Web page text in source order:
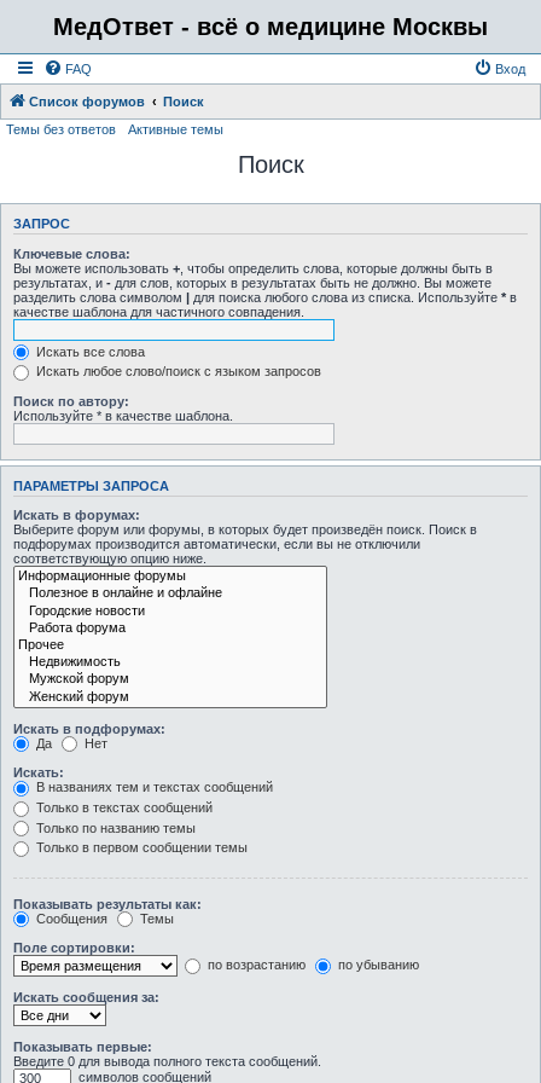
МедОтвет - всё о медицине Москвы
FAQ Вход
Список форумов
Поиск
Темы без ответов
Активные темы
Поиск
ЗАПРОС
Ключевые слова:
Вы можете использовать + , чтобы определить слова, которые должны быть в
результатах, и - для слов, которых в результатах быть не должно. Вы можете
разделить слова символом | для поиска любого слова из списка. Используйте * в
качестве шаблона для частичного совпадения.
Искать все слова
Искать любое слово/поиск с языком запросов
Поиск по автору:
Используйте * в качестве шаблона.
ПАРАМЕТРЫ ЗАПРОСА
Искать в форумах:
Выберите форум или форумы, в которых будет произведён поиск. Поиск в
подфорумах производится автоматически, если вы не отключили
соответствующую опцию ниже.
Искать в подфорумах:
Да
Нет
Искать:
В названиях тем и текстах сообщений
Только в текстах сообщений
Только по названию темы
Только в первом сообщении темы
Показывать результаты как:
Сообщения
Темы
Поле сортировки:
по возрастанию
по убыванию
Искать сообщения за:
Показывать первые:
Введите 0 для вывода полного текста сообщений.
символов сообщений